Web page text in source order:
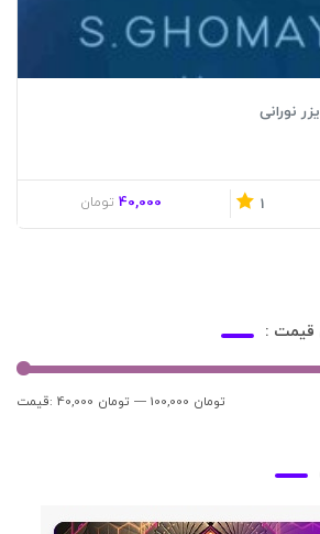
نورانی
1
40,000 تومان
قیمت :
قيمت: 40,000 تومان — 100,000 تومان